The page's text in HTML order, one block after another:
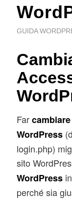
GUIDA
Far
WordPress
login.php)
sito
WordPressin
perché sia